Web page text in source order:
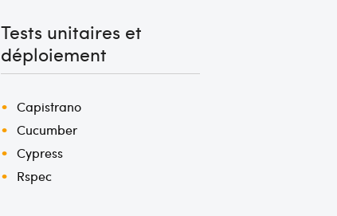
Tests unitaires et
déploiement
Capistrano
Cucumber
Cypress
Rspec